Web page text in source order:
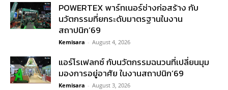
POWERTEX พาร์ทเนอร์ช่างก่อสร้าง กับ
นวัตกรรมที่ยกระดับมาตรฐานในงาน
สถาปนิก’69
Kemisara - August 4, 2026
แอร์โรเฟลกซ์ กับนวัตกรรมฉนวนที่เปลี่ยนมุม
มองการอยู่อาศัย ในงานสถาปนิก’69
Kemisara - August 3, 2026